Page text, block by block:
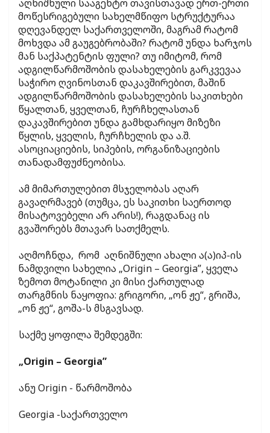
აღნიშნული სააგენტო თავისთავად ერთ-ერთი
მოწესრიგებული სახელმწიფო სტრუქტურაა
დღევანდელ საქართველოში, მაგრამ რატომ
მოხვდა ამ გაუგებრობაში? რატომ უნდა ხარჯოს
მან საქპატენტის ფული? თუ იმიტომ, რომ
ადგილწარმოშობის დასახელების გარკვევაა
საჭირო ღვინოსთან დაკავშირებით, მაშინ
ადგილწარმოშობის დასახელების საკითხები
წყალთან, ყველთან, ჩურჩხელასთან
დაკავშირებით უნდა გამხდარიყო მიზეზი
წყლის, ყველის, ჩურჩხელის და ა.შ.
ასოციაციების, სიპების, ორგანიზაციების
თანადამფუძნეობისა.
ამ მიმართულებით მსჯელობას აღარ
გავაღრმავებ (თუმცა, ეს საკითხი საერთოდ
მისატოვებელი არ არის!), რაგდანაც ის
გვაშორებს მთავარ სათქმელს.
აღმოჩნდა, რომ აღნიშნული ახალი ა(ა)იპ-ის
ნამდვილი სახელია „Origin – Georgia”, ყველა
ზემოთ მოტანილი კი მისი ქართულად
თარგმნის ნაყოფია: გრიგორი, „ონ ჟე“, გრიშა,
„ონ ჟე“, გოშა-ს მსგავსად.
საქმე ყოფილა შემდეგში:
„Origin – Georgia”
ანუ Origin - წარმოშობა
Georgia -საქართველო